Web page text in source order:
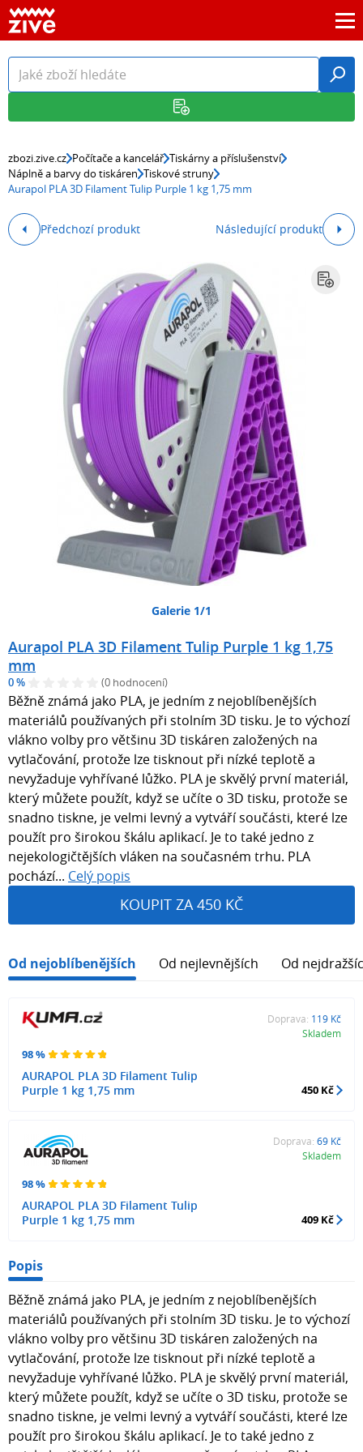
zbozi.zive.cz Počítače a kancelář Tiskárny a příslušenství
Náplně a barvy do tiskáren Tiskové struny
Aurapol PLA 3D Filament Tulip Purple 1 kg 1,75 mm
Předchozí produkt Následující produkt
Galerie 1/1
Aurapol PLA 3D Filament Tulip Purple 1 kg 1,75
mm
0 % (0 hodnocení)
Běžně známá jako PLA, je jedním z nejoblíbenějších
materiálů používaných při stolním 3D tisku. Je to výchozí
vlákno volby pro většinu 3D tiskáren založených na
vytlačování, protože lze tisknout při nízké teplotě a
nevyžaduje vyhřívané lůžko. PLA je skvělý první materiál,
který můžete použít, když se učíte o 3D tisku, protože se
snadno tiskne, je velmi levný a vytváří součásti, které lze
použít pro širokou škálu aplikací. Je to také jedno z
nejekologičtějších vláken na současném trhu. PLA
pochází... Celý popis
KOUPIT ZA 450 KČ
Od nejoblíbenějších Od nejlevnějších Od
98 %
AURAPOL PLA 3D Filament Tulip
Purple 1 kg 1,75 mm
Doprava: 119 Kč
Skladem
450 Kč
98 %
AURAPOL PLA 3D Filament Tulip
Purple 1 kg 1,75 mm
Doprava: 69 Kč
Skladem
409 Kč
Popis
Běžně známá jako PLA, je jedním z nejoblíbenějších
materiálů používaných při stolním 3D tisku. Je to výchozí
vlákno volby pro většinu 3D tiskáren založených na
vytlačování, protože lze tisknout při nízké teplotě a
nevyžaduje vyhřívané lůžko. PLA je skvělý první materiál,
který můžete použít, když se učíte o 3D tisku, protože se
snadno tiskne, je velmi levný a vytváří součásti, které lze
použít pro širokou škálu aplikací. Je to také jedno z